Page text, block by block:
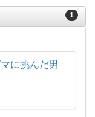
1
に挑んだ男